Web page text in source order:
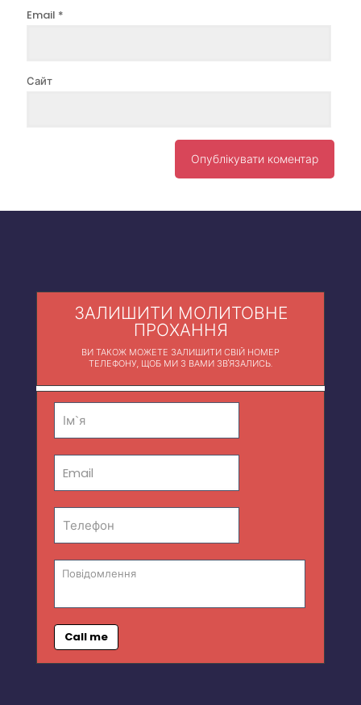
Email *
Сайт
ЗАЛИШИТИ МОЛИТОВНЕ
ПРОХАННЯ
ВИ ТАКОЖ МОЖЕТЕ ЗАЛИШИТИ СВІЙ НОМЕР
ТЕЛЕФОНУ, ЩОБ МИ З ВАМИ ЗВ'ЯЗАЛИСЬ.
Call me